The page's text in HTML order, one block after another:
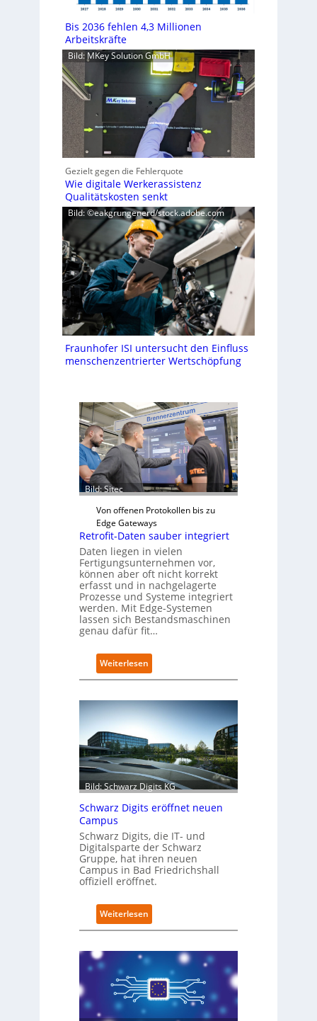
Bis 2036 fehlen 4,3 Millionen
Arbeitskräfte
Bild: MKey Solution GmbH
Gezielt gegen die Fehlerquote
Wie digitale Werkerassistenz
Qualitätskosten senkt
Bild: ©eakgrungenerd/stock.adobe.com
Fraunhofer ISI untersucht den Einfluss
menschenzentrierter Wertschöpfung
Bild: Sitec
Von offenen Protokollen bis zu
Edge Gateways
Retrofit-Daten sauber integriert
Daten liegen in vielen
Fertigungsunternehmen vor,
können aber oft nicht korrekt
erfasst und in nachgelagerte
Prozesse und Systeme integriert
werden. Mit Edge-Systemen
lassen sich Bestandsmaschinen
genau dafür fit…
Weiterlesen:
R
t
r
o
f
i
t
-
D
t
n
s
a
u
e
r
i
t
g
r
Bild: Schwarz Digits KG
Schwarz Digits eröffnet neuen
Campus
Schwarz Digits, die IT- und
Digitalsparte der Schwarz
Gruppe, hat ihren neuen
Campus in Bad Friedrichshall
offiziell eröffnet.
Weiterlesen:
S
h
w
a
r
z